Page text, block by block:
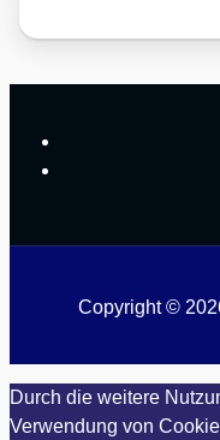
Copyright ©
Durch die weitere
Verwendung von